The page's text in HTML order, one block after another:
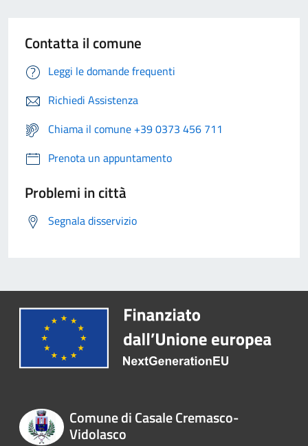
Contatta il comune
Leggi le domande frequenti
Richiedi Assistenza
Chiama il comune +39 0373 456 711
Prenota un appuntamento
Problemi in città
Segnala disservizio
Comune di Casale Cremasco-
Vidolasco